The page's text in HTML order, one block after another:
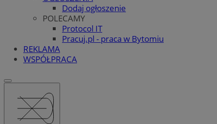
Dodaj ogłoszenie
POLECAMY
Protocol IT
Pracuj.pl - praca w Bytomiu
REKLAMA
WSPÓŁPRACA